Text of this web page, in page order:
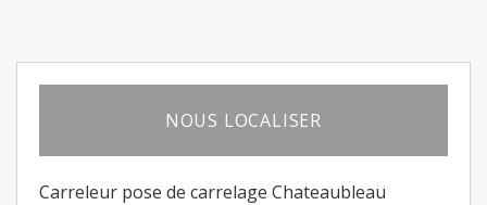
NOUS LOCALISER
Carreleur pose de carrelage Chateaubleau